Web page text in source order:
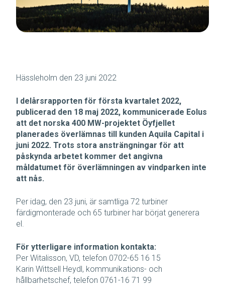
Hässleholm den 23 juni 2022
I delårsrapporten för första kvartalet 2022,
publicerad den 18 maj 2022, kommunicerade Eolus
att det norska 400 MW-projektet Öyfjellet
planerades överlämnas till kunden Aquila Capital i
juni 2022. Trots stora ansträngningar för att
påskynda arbetet kommer det angivna
måldatumet för överlämningen av vindparken inte
att nås.
Per idag, den 23 juni, är samtliga 72 turbiner
färdigmonterade och 65 turbiner har börjat generera
el.
För ytterligare information kontakta:
Per Witalisson, VD, telefon 0702-65 16 15
Karin Wittsell Heydl, kommunikations- och
hållbarhetschef, telefon 0761-16 71 99